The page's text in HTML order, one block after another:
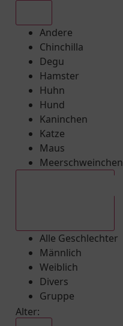
Andere
Chinchilla
Degu
Hamster
Huhn
Hund
Kaninchen
Katze
Maus
Meerschweinchen
Alle Geschlechter
Männlich
Weiblich
Divers
Gruppe
Alter: